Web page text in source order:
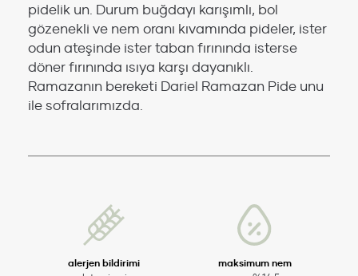
pidelik un. Durum buğdayı karışımlı, bol
gözenekli ve nem oranı kıvamında pideler, ister
odun ateşinde ister taban fırınında isterse
döner fırınında ısıya karşı dayanıklı.
Ramazanın bereketi Dariel Ramazan Pide unu
ile sofralarımızda.
alerjen bildirimi
maksimum nem